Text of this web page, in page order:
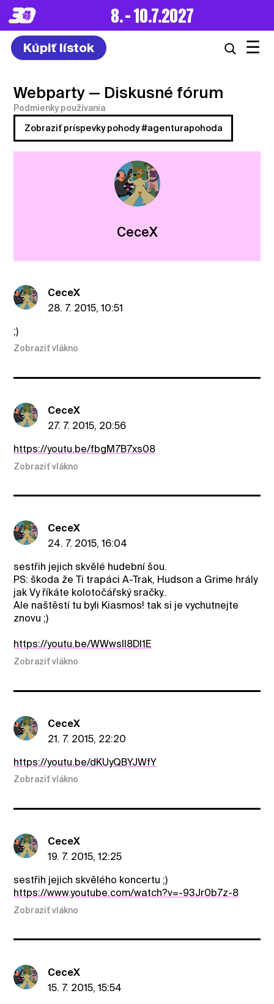
8. – 10.7.2027
Kúpiť lístok ☰
Webparty — Diskusné fórum
Podmienky používania
Zobraziť príspevky pohody #agenturapohoda
CeceX
CeceX
28. 7. 2015, 10:51
;)
Zobraziť vlákno
CeceX
27. 7. 2015, 20:56
https://youtu.be/fbgM7B7xs08
Zobraziť vlákno
CeceX
24. 7. 2015, 16:04
sestřih jejich skvělé hudební šou.
PS: škoda že Ti trapáci A-Trak, Hudson a Grime hrály
jak Vy říkáte kolotočářský sračky..
Ale naštěstí tu byli Kiasmos! tak si je vychutnejte
znovu ;)
https://youtu.be/WWwsll8Dl1E
Zobraziť vlákno
CeceX
21. 7. 2015, 22:20
https://youtu.be/dKUyQBYJWfY
Zobraziť vlákno
CeceX
19. 7. 2015, 12:25
sestřih jejich skvělého koncertu ;)
https://www.youtube.com/watch?v=-93Jr0b7z-8
Zobraziť vlákno
CeceX
15. 7. 2015, 15:54